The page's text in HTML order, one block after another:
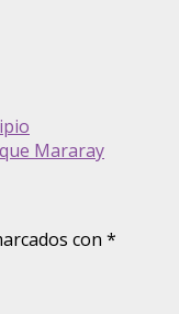
Mararay
con *